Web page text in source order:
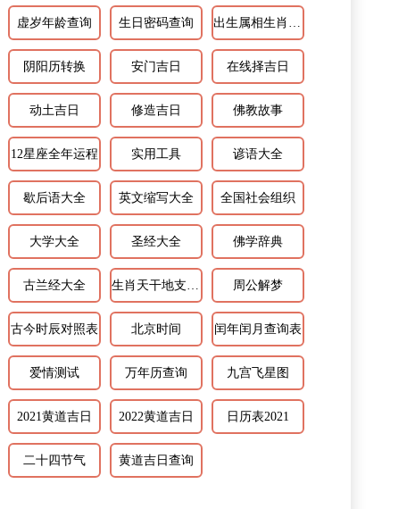
虚岁年龄查询 生日密码查询 出生属相生肖查询
阴阳历转换 安门吉日 在线择吉日
动土吉日 修造吉日 佛教故事
12星座全年运程 实用工具 谚语大全
歇后语大全 英文缩写大全 全国社会组织
大学大全 圣经大全 佛学辞典
古兰经大全 生肖天干地支相配 周公解梦
古今时辰对照表 北京时间 闰年闰月查询表
爱情测试 万年历查询 九宫飞星图
2021黄道吉日 2022黄道吉日 日历表2021
二十四节气 黄道吉日查询